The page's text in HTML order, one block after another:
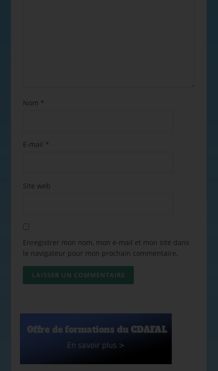
Nom *
E-mail *
Site web
Enregistrer mon nom, mon e-mail et mon site dans
le navigateur pour mon prochain commentaire.